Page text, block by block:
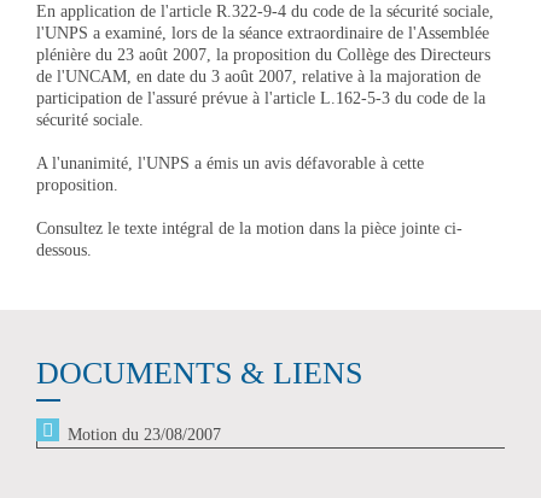
En application de l'article R.322-9-4 du code de la sécurité sociale,
l'UNPS a examiné, lors de la séance extraordinaire de l'Assemblée
plénière du 23 août 2007, la proposition du Collège des Directeurs
de l'UNCAM, en date du 3 août 2007, relative à la majoration de
participation de l'assuré prévue à l'article L.162-5-3 du code de la
sécurité sociale.
A l'unanimité, l'UNPS a émis un avis défavorable à cette
proposition.
Consultez le texte intégral de la motion dans la pièce jointe ci-
dessous.
DOCUMENTS & LIENS
Motion du 23/08/2007